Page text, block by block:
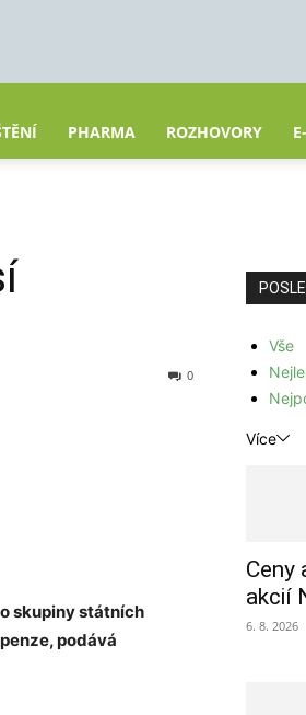
PHARMA ROZHOVORY
0
skupiny státních
podává
Vše
Více
Ceny
akcií
6. 8. 2026